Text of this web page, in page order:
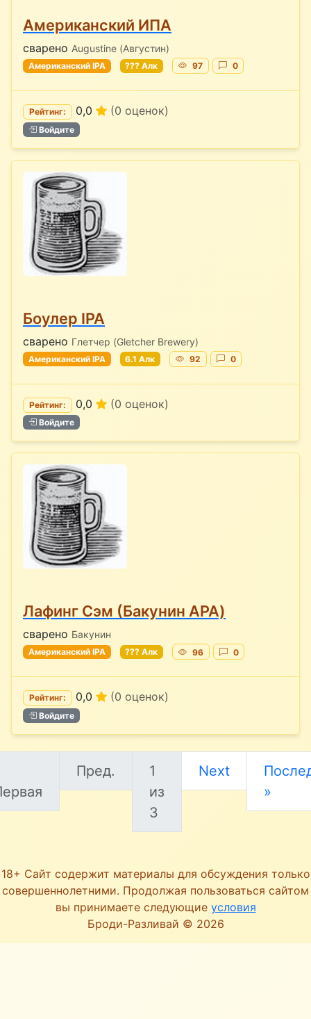
Американский ИПА
сварено Augustine (Августин)
Американский IPA ??? Алк 97 0
Рейтинг: 0,0 (0 оценок)
Войдите
Боулер IPA
сварено Глетчер (Gletcher Brewery)
Американский IPA 6.1 Алк 92 0
Рейтинг: 0,0 (0 оценок)
Войдите
Лафинг Сэм (Бакунин APA)
сварено Бакунин
Американский IPA ??? Алк 96 0
Рейтинг: 0,0 (0 оценок)
Войдите
Пред.
1
из
3
Next
»
18+ Сайт содержит материалы для обсуждения только
совершеннолетними. Продолжая пользоваться сайтом
вы принимаете следующие условия
Броди-Разливай © 2026